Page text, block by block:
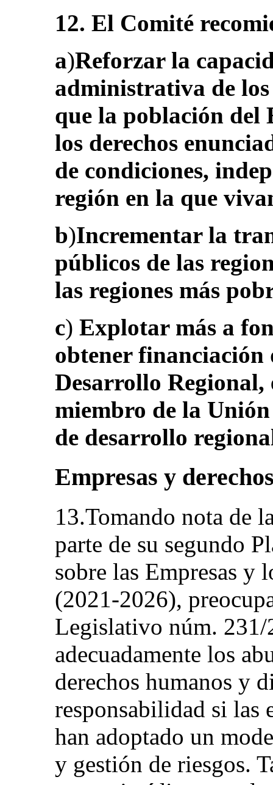
12. El Comité
a)Reforzar la
administrativa de
que la población del
los derechos
de condiciones,
región en la que
b)Incrementar la
públicos de las
las regiones más
c) Explotar más a
obtener financiación
Desarrollo Regional,
miembro de la
de desarrollo
Empresas y
13.Tomando nota de
parte de su segundo
sobre las Empresas y
(2021-2026),
Legislativo núm. 231/
adecuadamente los
derechos humanos y
responsabilidad si las
han adoptado un
y gestión de riesgos.